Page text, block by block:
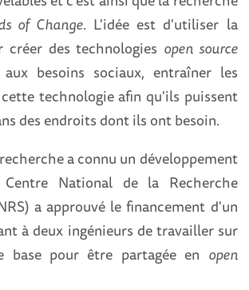
of Change. L'idée est d'utiliser la
créer des technologies open source
besoins sociaux, entraîner les
technologie afin qu'ils puissent
des endroits dont ils ont besoin.
a connu un développement
National de la Recherche
a approuvé le financement d'un
à deux ingénieurs de travailler sur
base pour être partagée en open